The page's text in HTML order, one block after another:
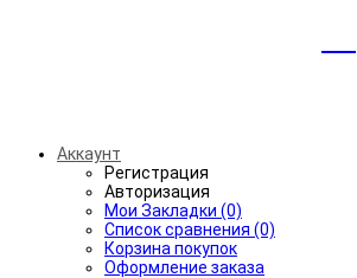
Аккаунт
Регистрация
Авторизация
Мои Закладки (0)
Список сравнения (0)
Корзина покупок
Оформление заказа